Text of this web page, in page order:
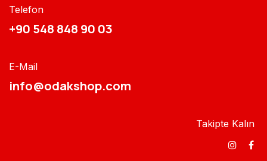
Telefon
+90 548 848 90 03​​
E-Mail
info@odakshop.com​
Takipte Kalın